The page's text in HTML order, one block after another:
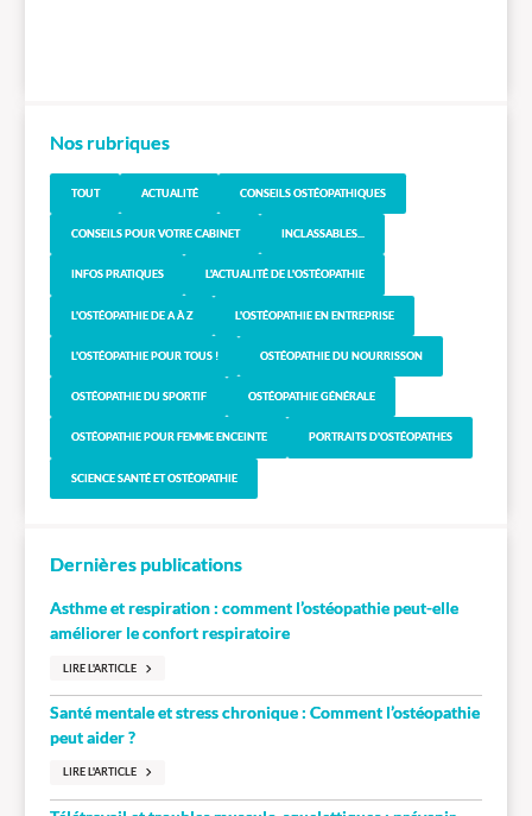
Nos rubriques
TOUT ACTUALITÉ CONSEILS OSTÉOPATHIQUES
CONSEILS POUR VOTRE CABINET INCLASSABLES...
INFOS PRATIQUES L'ACTUALITÉ DE L'OSTÉOPATHIE
L'OSTÉOPATHIE DE A À Z L'OSTÉOPATHIE EN ENTREPRISE
L'OSTÉOPATHIE POUR TOUS ! OSTÉOPATHIE DU NOURRISSON
OSTÉOPATHIE DU SPORTIF OSTÉOPATHIE GÉNÉRALE
OSTÉOPATHIE POUR FEMME ENCEINTE PORTRAITS D'OSTÉOPATHES
SCIENCE SANTÉ ET OSTÉOPATHIE
Dernières publications
Asthme et respiration : comment l’ostéopathie peut-elle
améliorer le confort respiratoire
LIRE L'ARTICLE
Santé mentale et stress chronique : Comment l’ostéopathie
peut aider ?
LIRE L'ARTICLE